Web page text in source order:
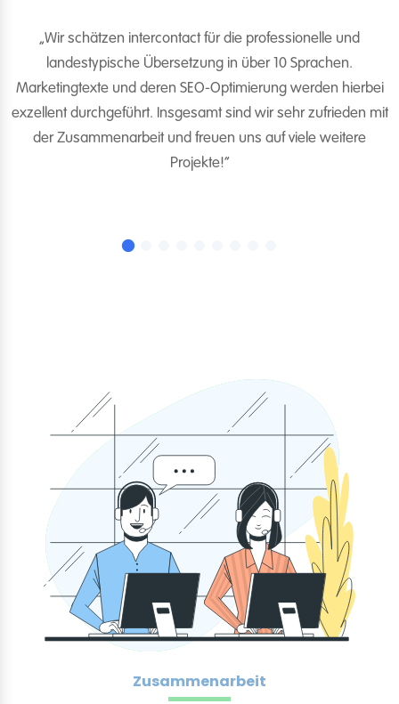
„Wir schätzen intercontact für die professionelle und
landestypische Übersetzung in über 10 Sprachen.
Marketingtexte und deren SEO-Optimierung werden hierbei
exzellent durchgeführt. Insgesamt sind wir sehr zufrieden mit
der Zusammenarbeit und freuen uns auf viele weitere
Projekte!“
Zusammenarbeit